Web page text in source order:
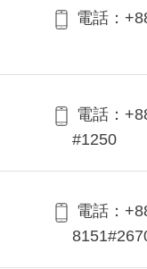
電話：
電話：
#1250
電話：